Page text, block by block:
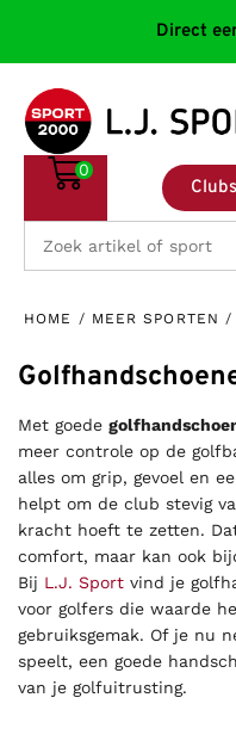
Direct
0
HOME / MEER SPORTEN
Met goede
meer controle op de
alles om grip, gevoel en
helpt om de club stevig
kracht hoeft te zetten.
comfort, maar kan ook
Bij L.J. Sport vind je
voor golfers die waarde
gebruiksgemak. Of je nu
speelt, een goede
van je golfuitrusting.